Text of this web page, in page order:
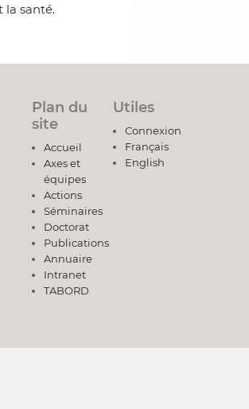
la santé.
Plan du
site
Accueil
Axes et
équipes
Actions
Séminaires
Doctorat
Publications
Annuaire
Intranet
TABORD
Utiles
Connexion
Français
English